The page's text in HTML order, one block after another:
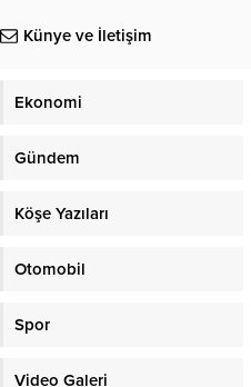
Künye ve İletişim
Ekonomi
Gündem
Köşe Yazıları
Otomobil
Spor
Video Galeri